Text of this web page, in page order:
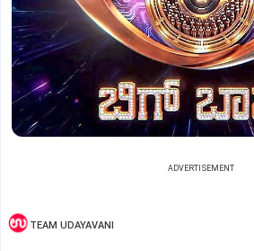
ADVERTISEMENT
TEAM UDAYAVANI